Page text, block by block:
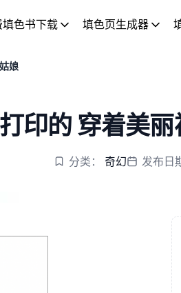
填色书下载 填色页生成器
娘
印的 穿着美
分类： 奇幻 发布日